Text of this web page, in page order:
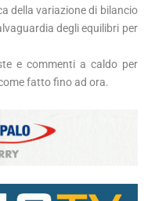
della variazione di bilancio
degli equilibri per
e commenti a caldo per
fatto fino ad ora.